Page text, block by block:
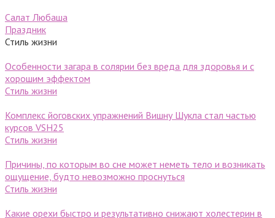
Салат Любаша
Праздник
Стиль жизни
Особенности загара в солярии без вреда для здоровья и с
хорошим эффектом
Стиль жизни
Комплекс йоговских упражнений Вишну Шукла стал частью
курсов VSH25
Стиль жизни
Причины, по которым во сне может неметь тело и возникать
ощущение, будто невозможно проснуться
Стиль жизни
Какие орехи быстро и результативно снижают холестерин в